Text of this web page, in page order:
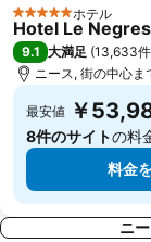
Cathédrale
Port de Nice
Monaco
5 ホテルのランク
ホテル
Hotel Le
9.1 大満足 (13,633
ニース, 街の中心ま
最安値 ￥
8件のサイトの料
料金
ニ